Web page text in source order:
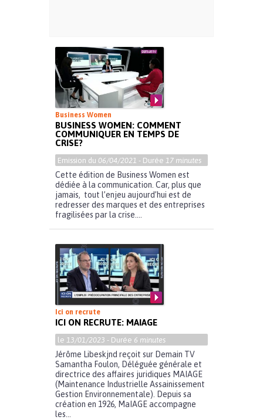
Business Women
BUSINESS WOMEN: COMMENT
COMMUNIQUER EN TEMPS DE
CRISE?
Emission du 06/04/2021 - Durée 17 minutes
Cette édition de Business Women est
dédiée à la communication. Car, plus que
jamais, tout l’enjeu aujourd’hui est de
redresser des marques et des entreprises
fragilisées par la crise....
Ici on recrute
ICI ON RECRUTE: MAIAGE
le 13/01/2023 - Durée 6 minutes
Jérôme Libeskjnd reçoit sur Demain TV
Samantha Foulon, Déléguée générale et
directrice des affaires juridiques MAIAGE
(Maintenance Industrielle Assainissement
Gestion Environnementale). Depuis sa
création en 1926, MaIAGE accompagne
les...